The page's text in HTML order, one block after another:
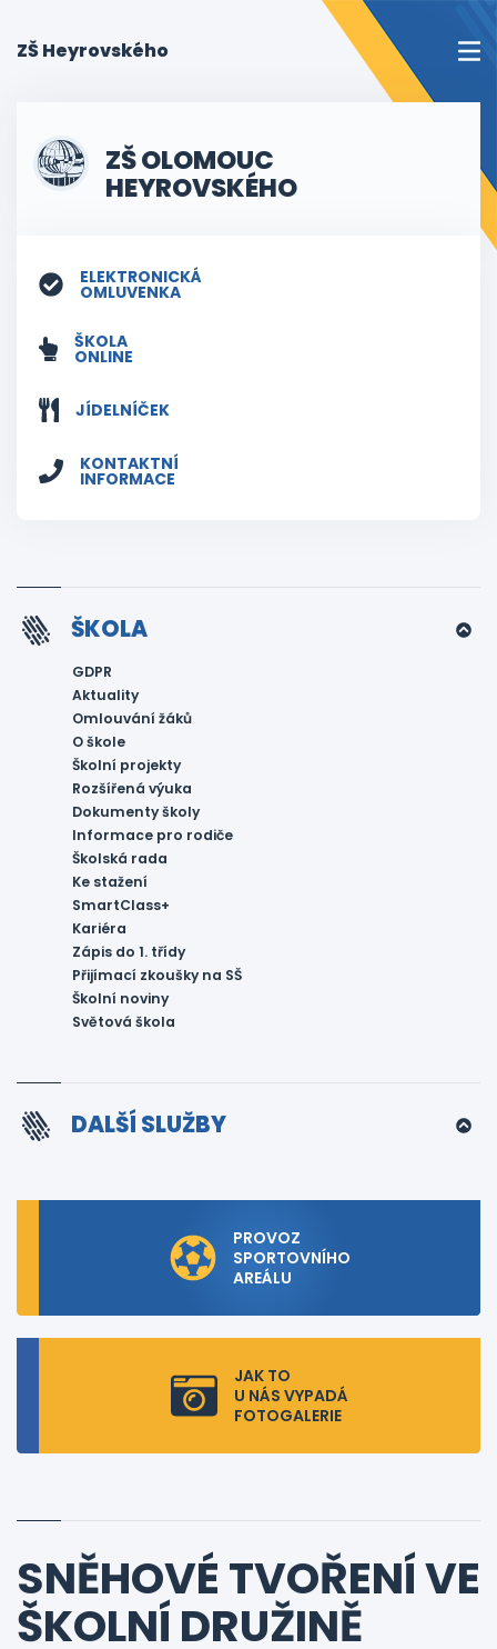
ZŠ Heyrovského
ZŠ OLOMOUC
HEYROVSKÉHO
ELEKTRONICKÁ
OMLUVENKA
ŠKOLA
ONLINE
JÍDELNÍČEK
KONTAKTNÍ
INFORMACE
ŠKOLA
GDPR
Aktuality
Omlouvání žáků
O škole
Školní projekty
Rozšířená výuka
Dokumenty školy
Informace pro rodiče
Školská rada
Ke stažení
SmartClass+
Kariéra
Zápis do 1. třídy
Přijímací zkoušky na SŠ
Školní noviny
Světová škola
DALŠÍ SLUŽBY
PROVOZ
SPORTOVNÍHO
AREÁLU
JAK TO
U NÁS VYPADÁ
FOTOGALERIE
SNĚHOVÉ TVOŘENÍ VE
ŠKOLNÍ DRUŽINĚ